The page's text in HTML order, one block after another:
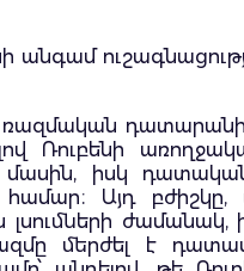
անգամ
ռազմական
Ռուբենի
մասին, իսկ
համար։ Այդ բժիշկը,
ժամանակ,
մերժել է